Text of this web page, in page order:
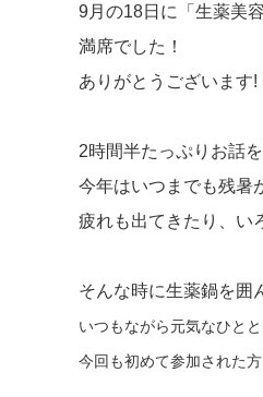
9月の18日に「生薬美
満席でした！
ありがとうございます!
2時間半たっぷりお話
今年はいつまでも残暑
疲れも出てきたり、い
そんな時に生薬鍋を囲
いつもながら元気なひとと
今回も初めて参加された方